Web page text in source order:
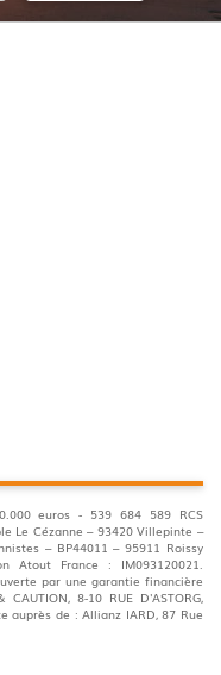
euros - 539 684 589 RCS
Le Cézanne – 93420 Villepinte –
– BP44011 – 95911 Roissy
Atout France : IM093120021.
par une garantie financière
CAUTION, 8-10 RUE D'ASTORG,
auprès de : Allianz IARD, 87 Rue